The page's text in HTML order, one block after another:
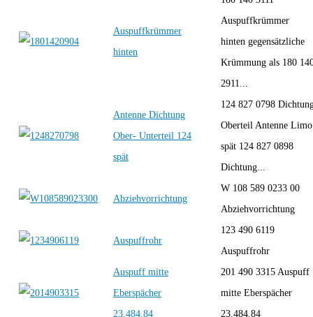
Auspuffkrümmer
hinten
Auspuffkrümmer
hinten gegensätzliche
Krümmung als 180
2911...
Antenne Dichtung
Ober- Unterteil 124
spät
124 827 0798
Oberteil Antenne Limo
spät 124 827 0898
Dichtung...
Abziehvorrichtung
W 108 589 0233 00
Abziehvorrichtung
Auspuffrohr
123 490 6119
Auspuffrohr
Auspuff mitte
Eberspächer
23.484.84
201 490 3315 Auspuff
mitte Eberspächer
23.484.84